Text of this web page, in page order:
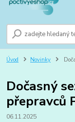
Úvod Novinky
Dočasný
přepravců
06.11.2025